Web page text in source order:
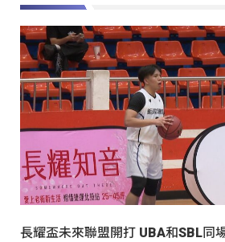
長耀盃未來聯盟開打 UBA和SBL同